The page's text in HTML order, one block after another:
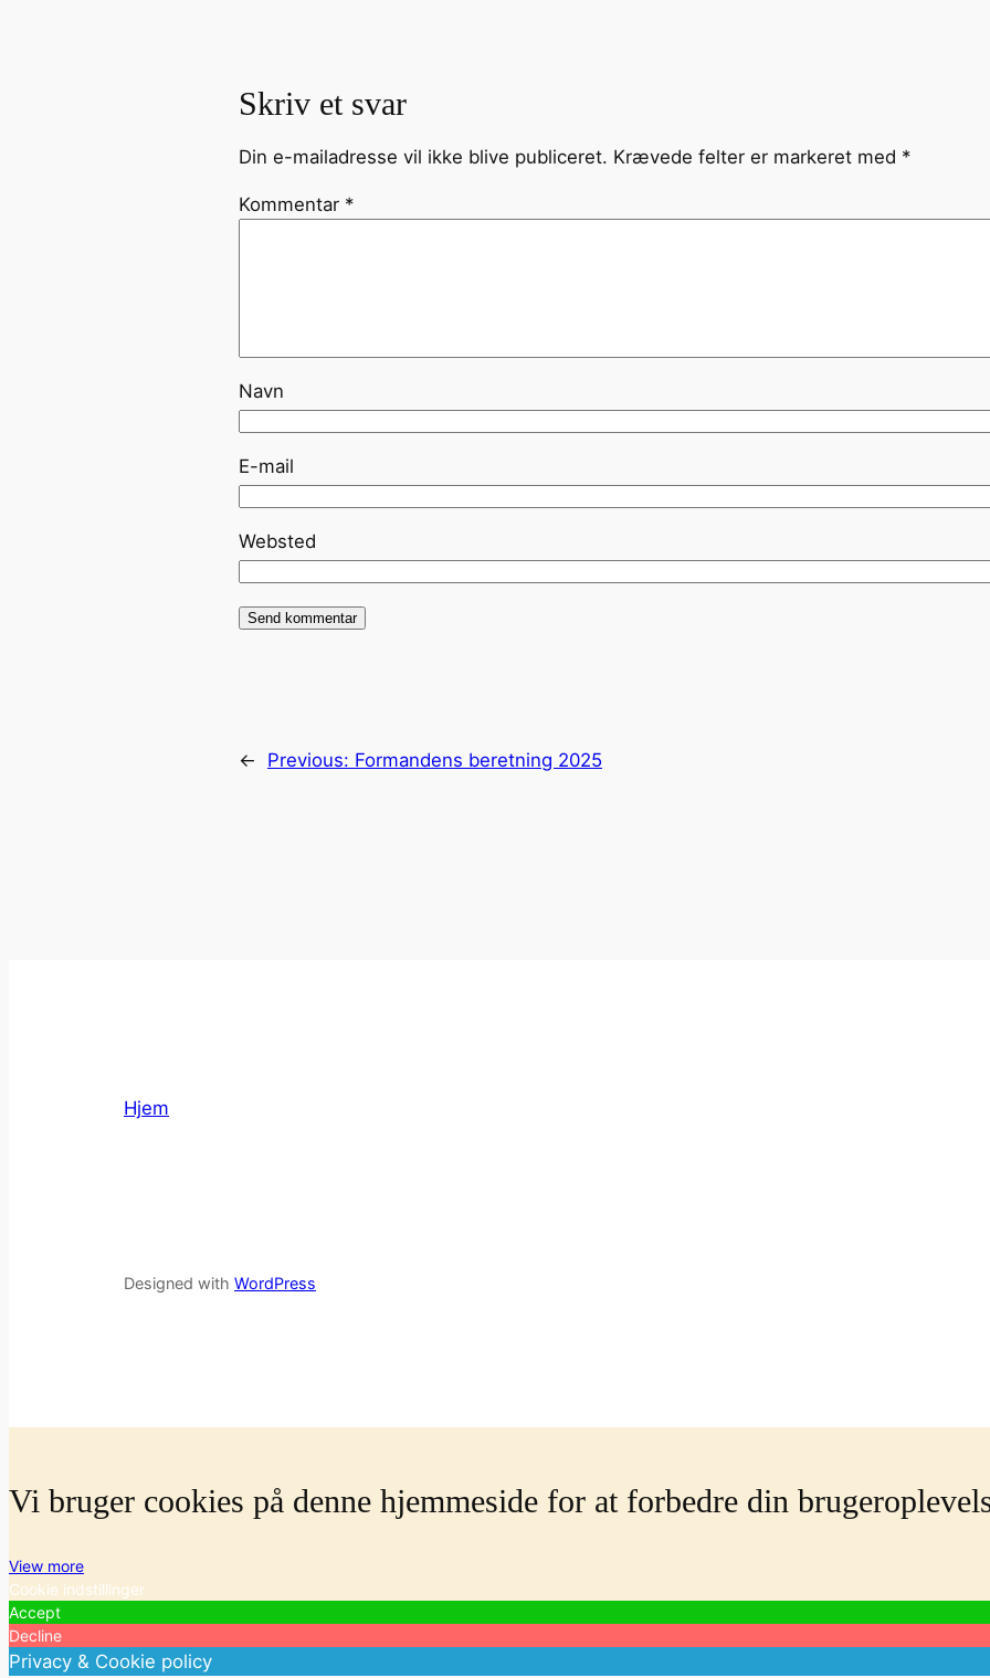
Skriv et svar
Din e-mailadresse vil ikke blive publiceret. Krævede felter er markeret med *
Kommentar *
Navn
E-mail
Websted
← Previous: Formandens beretning 2025
Hjem
Designed with WordPress
Vi bruger cookies på denne hjemmeside for at forbedre din
View more
Cookie indstillinger
Accept
Decline
Privacy & Cookie policy